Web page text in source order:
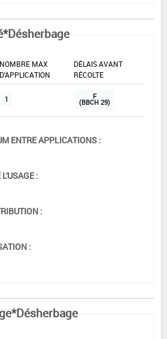
NOMBRE MAX
D'APPLICATION
DÉLAIS AVANT
RÉCOLTE
1 F
(BBCH 29)
ENTRE APPLICATIONS :
:
:
: